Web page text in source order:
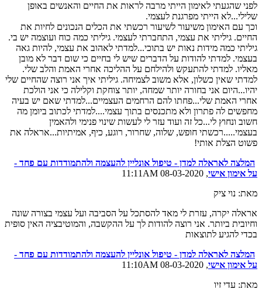
לפני שהגעתי לאימון הייתי מרבה לראות את החיים והאנשים באופן
שלילי...לא הייתי מפרגנת לעצמי.
וכך עם האימון משיעור לשיעור רכשתי את הכלים הנכונים לחיות את
החיים. גיליתי את עצמי, התחברתי לעצמי. גיליתי כמה כוח ועוצמה יש בי.
גיליתי כמה מידות נאות יש בתוכי...למדתי לאהוב את עצמי, להיות גאה
בעצמי. למדתי להודות על הדברים שיש לי בחיים כי שום דבר לא מובן
מאליו. למדתי להתעקש ולהילחם על ההליכה אחרי האמת והלב שלי.
למדתי שאין כשלון, אלא משוב לצמיחה. גיליתי איך אני רוצה שהחיים שלי
יהיו...היום אני בחורה יותר שמחה, יותר צוחקת וקלילה כי אני הולכת
אחרי האמת שלי...פחתו להם הרחמים העצמיים...למדתי שאם יש בעיה
מחפשים לה פתרון ולא מתכנסים בתוך עצמי....למדתי לכתוב ביומן מה
חשוב ונחוץ לי...כל זה ועוד עזר לי לעשות שינוי פנימי ולהאמין
בעצמי.....רכשתי חופש, שלוה, שחרור, רוגע, כיף, אמיתיות...אראלה את
פשוט הצלת אותי!
המלצה לאראלה למדן - טיפול אונליין להעצמה ולהתמודדות עם פחד -
על אימון אישי, 08-03-2020 11:11AM
מאת: נוי ציק
אראלה יקרה, עזרת לי מאד להסתכל על הסביבה ועל עצמי בצורה שונה
וחיובית ביותר. אני רוצה להודות לך על ההקשבה, והמוטיבציה האין סופית
בכדי להגיע לתוצאות
המלצה לאראלה למדן - טיפול אונליין להעצמה ולהתמודדות עם פחד -
על אימון אישי, 08-03-2020 11:10AM
מאת: עדי זיו